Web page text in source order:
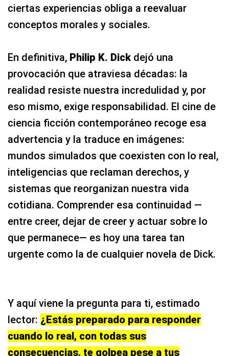
ciertas experiencias obliga a reevaluar
conceptos morales y sociales.
En definitiva, Philip K. Dick dejó una
provocación que atraviesa décadas: la
realidad resiste nuestra incredulidad y, por
eso mismo, exige responsabilidad. El cine de
ciencia ficción contemporáneo recoge esa
advertencia y la traduce en imágenes:
mundos simulados que coexisten con lo real,
inteligencias que reclaman derechos, y
sistemas que reorganizan nuestra vida
cotidiana. Comprender esa continuidad —
entre creer, dejar de creer y actuar sobre lo
que permanece— es hoy una tarea tan
urgente como la de cualquier novela de Dick.
Y aquí viene la pregunta para ti, estimado
lector: ¿Estás preparado para responder
cuando lo real, con todas sus
consecuencias, te golpea pese a tus